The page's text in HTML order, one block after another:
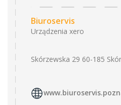
Biuroservis
Urządzenia xero
Skórzewska 29 60-185